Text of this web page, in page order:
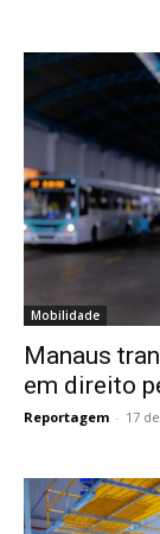
Mobilidade
Manaus
em direito
Reportagem - 17